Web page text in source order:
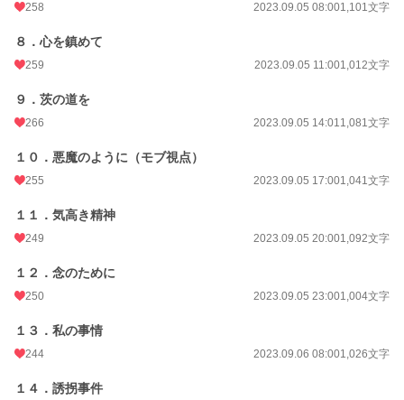
258 2023.09.05 08:001,101文字
８．心を鎮めて
259 2023.09.05 11:001,012文字
９．茨の道を
266 2023.09.05 14:011,081文字
１０．悪魔のように（モブ視点）
255 2023.09.05 17:001,041文字
１１．気高き精神
249 2023.09.05 20:001,092文字
１２．念のために
250 2023.09.05 23:001,004文字
１３．私の事情
244 2023.09.06 08:001,026文字
１４．誘拐事件